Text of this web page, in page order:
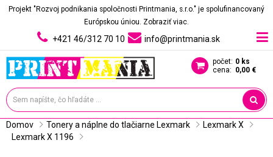
Projekt "Rozvoj podnikania spoločnosti Printmania, s.r.o." je spolufinancovaný
Európskou úniou. Zobraziť viac.
+421 46/312 70 10 info@printmania.sk
počet: 0 ks
cena: 0,00 €
Domov Tonery a náplne do tlačiarne Lexmark
Lexmark X
Lexmark X 1196